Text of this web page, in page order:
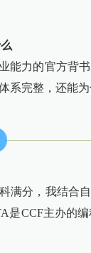
能力的官方背
系完整，还能
满分，我结合
CCF主办的编